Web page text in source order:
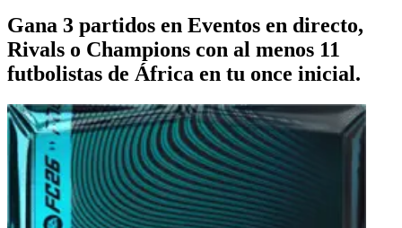
Gana 3 partidos en Eventos en directo,
Rivals o Champions con al menos 11
futbolistas de África en tu once inicial.